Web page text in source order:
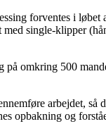
forventes i
single-klipper
omkring 500
arbejdet, så
opbakning og